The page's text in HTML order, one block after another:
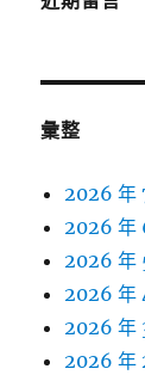
彙整
2026 年
2026 年
2026 年
2026 年
2026 年
2026 年